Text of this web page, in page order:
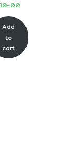
price
was:
₹ 65-
00.
00Current
price
is:
₹ 30-
00.
Add
to
cart